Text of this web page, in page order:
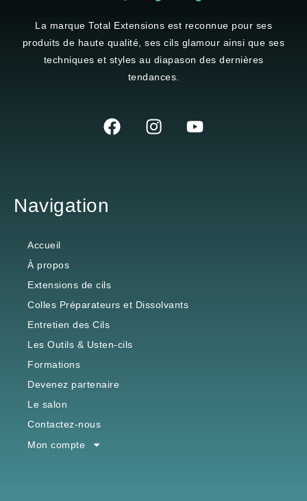
produits de haute qualité, ses cils glamour ainsi que ses
techniques et styles au diapason des dernières
tendances.
À propos
Extensions de cils
Colles Préparateurs et Dissolvants
Entretien des Cils
Les Outils & Usten-cils
Formations
Devenez partenaire
Le salon
Contactez-nous
Mon compte